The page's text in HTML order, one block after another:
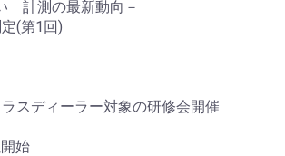
測の最新動向－
(第1回)
ディーラー対象の研修会開催
始